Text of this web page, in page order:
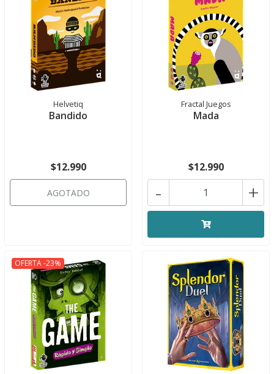
Helvetiq
Bandido
$12.990
AGOTADO
Fractal Juegos
Mada
$12.990
+
-
OFERTA -23%